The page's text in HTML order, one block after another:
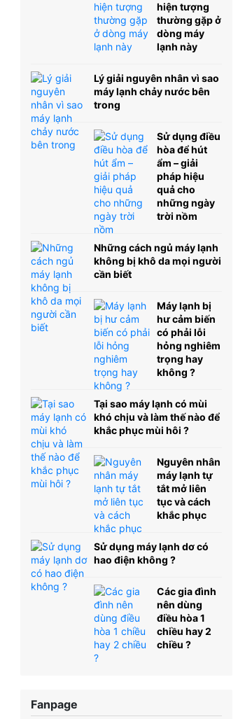
hiện tượng
thường gặp ở
dòng máy
lạnh này
Lý giải nguyên nhân vì sao
máy lạnh chảy nước bên
trong
Sử dụng điều
hòa để hút
ẩm – giải
pháp hiệu
quả cho
những ngày
trời nồm
Những cách ngủ máy lạnh
không bị khô da mọi người
cần biết
Máy lạnh bị
hư cảm biến
có phải lỗi
hỏng nghiêm
trọng hay
không ?
Tại sao máy lạnh có mùi
khó chịu và làm thế nào để
khắc phục mùi hôi ?
Nguyên nhân
máy lạnh tự
tắt mở liên
tục và cách
khắc phục
Sử dụng máy lạnh dơ có
hao điện không ?
Các gia đình
nên dùng
điều hòa 1
chiều hay 2
chiều ?
Fanpage